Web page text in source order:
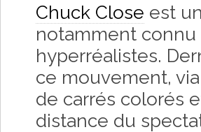
Chuck Close est
notamment
hyperréalistes.
ce mouvement,
de carrés colorés
distance du